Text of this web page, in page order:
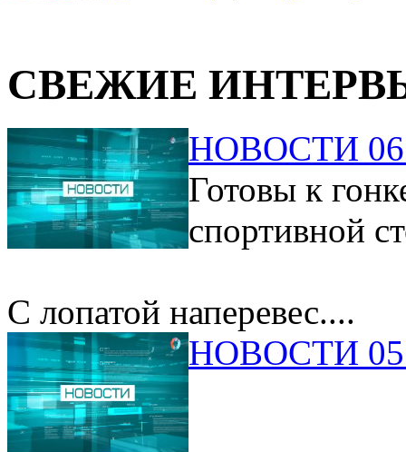
СВЕЖИЕ
НОВОСТИ
Готовы к
спортивной
С лопатой наперевес....
НОВОСТИ